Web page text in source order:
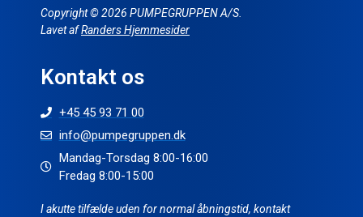
Kontakt os
+45 45 93 71 00
info@pumpegruppen.dk
Mandag-Torsdag 8:00-16:00
Fredag 8:00-15:00
I akutte tilfælde uden for normal åbningstid, kontakt
Copyright © 2026 PUMPEGRUPPEN A/S.
Lavet afRanders Hjemmesider